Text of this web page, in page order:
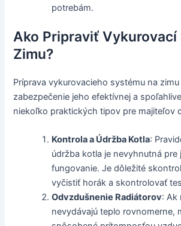
potrebám.
Ako Pripraviť Vykurovací
Zimu?
Príprava vykurovacieho systému na
zabezpečenie jeho efektívnej a
niekoľko praktických tipov pre majiteľov
Kontrola a Údržba Kotla:
údržba kotla je nevyhnutná pre
fungovanie. Je dôležité
vyčistiť horák a skontrolovať
Odvzdušnenie Radiátorov: Ak
nevydávajú teplo rovnomerne,